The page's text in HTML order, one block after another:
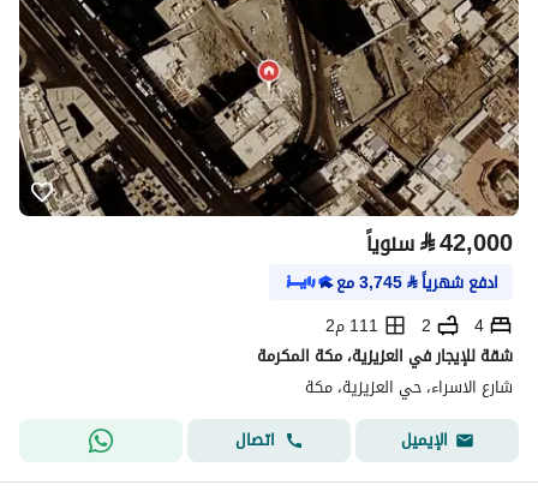
⃁42,000 سنوياً
ادفع شهرياً⃁
3,745مع
4
2
111 م2
شقة للإيجار في العزيزية، مكة المكرمة
شارع الاسراء، حي العزيزية، مكة
الإيميل
اتصال